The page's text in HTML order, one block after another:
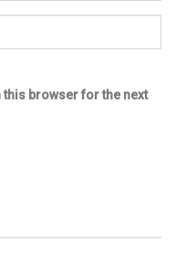
this browser for the next